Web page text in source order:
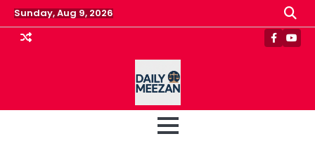
Skip
to
content
Sunday, Aug 9, 2026